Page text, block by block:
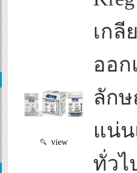
view
เกลี
ออ
ลักษ
แน่น
ทั่วไ